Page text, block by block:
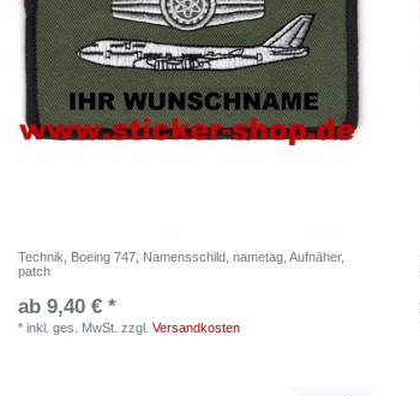
Technik, Boeing 747, Namensschild, nametag, Aufnäher,
patch
ab 9,40 € *
*inkl. ges. MwSt. zzgl.Versandkosten